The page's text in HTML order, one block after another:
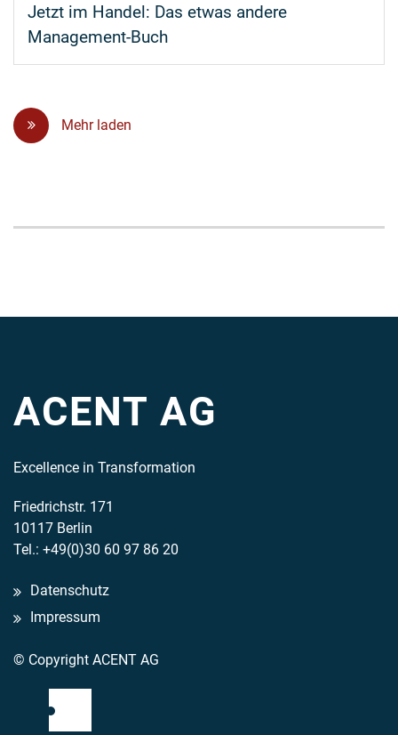
Jetzt im Handel: Das etwas andere
Management-Buch
Mehr laden
ACENT AG
Excellence in Transformation
Friedrichstr. 171
10117 Berlin
Tel.: +49(0)30 60 97 86 20
Datenschutz
Impressum
© Copyright ACENT AG